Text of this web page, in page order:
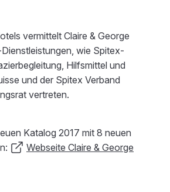
vermittelt Claire & George
wie Spitex-
Hilfsmittel und
und der Spitex Verband
vertreten.
Katalog 2017 mit 8 neuen
Webseite Claire & George